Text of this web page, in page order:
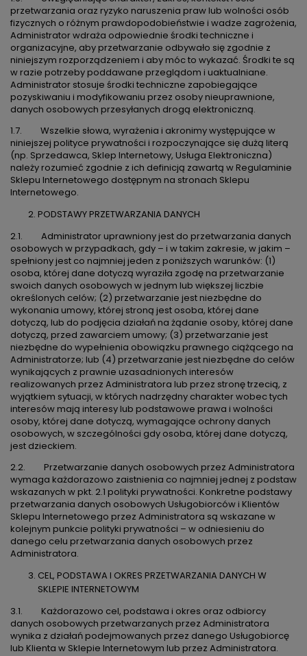
przetwarzania oraz ryzyko naruszenia praw lub wolności osób
fizycznych o różnym prawdopodobieństwie i wadze zagrożenia,
Administrator wdraża odpowiednie środki techniczne i
organizacyjne, aby przetwarzanie odbywało się zgodnie z
niniejszym rozporządzeniem i aby móc to wykazać. Środki te są
w razie potrzeby poddawane przeglądom i uaktualniane.
Administrator stosuje środki techniczne zapobiegające
pozyskiwaniu i modyfikowaniu przez osoby nieuprawnione,
danych osobowych przesyłanych drogą elektroniczną.
1.7. Wszelkie słowa, wyrażenia i akronimy występujące w
niniejszej polityce prywatności i rozpoczynające się dużą literą
(np. Sprzedawca, Sklep Internetowy, Usługa Elektroniczna)
należy rozumieć zgodnie z ich definicją zawartą w Regulaminie
Sklepu Internetowego dostępnym na stronach Sklepu
Internetowego.
PODSTAWY PRZETWARZANIA DANYCH
2.1. Administrator uprawniony jest do przetwarzania danych
osobowych w przypadkach, gdy – i w takim zakresie, w jakim –
spełniony jest co najmniej jeden z poniższych warunków: (1)
osoba, której dane dotyczą wyraziła zgodę na przetwarzanie
swoich danych osobowych w jednym lub większej liczbie
określonych celów; (2) przetwarzanie jest niezbędne do
wykonania umowy, której stroną jest osoba, której dane
dotyczą, lub do podjęcia działań na żądanie osoby, której dane
dotyczą, przed zawarciem umowy; (3) przetwarzanie jest
niezbędne do wypełnienia obowiązku prawnego ciążącego na
Administratorze; lub (4) przetwarzanie jest niezbędne do celów
wynikających z prawnie uzasadnionych interesów
realizowanych przez Administratora lub przez stronę trzecią, z
wyjątkiem sytuacji, w których nadrzędny charakter wobec tych
interesów mają interesy lub podstawowe prawa i wolności
osoby, której dane dotyczą, wymagające ochrony danych
osobowych, w szczególności gdy osoba, której dane dotyczą,
jest dzieckiem.
2.2. Przetwarzanie danych osobowych przez Administratora
wymaga każdorazowo zaistnienia co najmniej jednej z podstaw
wskazanych w pkt. 2.1 polityki prywatności. Konkretne podstawy
przetwarzania danych osobowych Usługobiorców i Klientów
Sklepu Internetowego przez Administratora są wskazane w
kolejnym punkcie polityki prywatności – w odniesieniu do
danego celu przetwarzania danych osobowych przez
Administratora.
CEL, PODSTAWA I OKRES PRZETWARZANIA DANYCH W
SKLEPIE INTERNETOWYM
3.1. Każdorazowo cel, podstawa i okres oraz odbiorcy
danych osobowych przetwarzanych przez Administratora
wynika z działań podejmowanych przez danego Usługobiorcę
lub Klienta w Sklepie Internetowym lub przez Administratora.